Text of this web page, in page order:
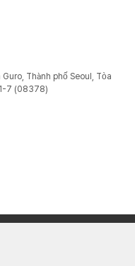
Thành phố Seoul, Tòa
7 (08378)